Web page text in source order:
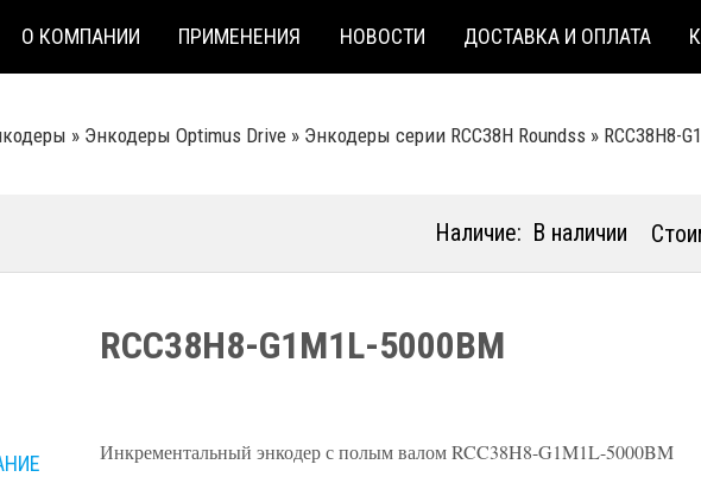
О КОМПАНИИ ПРИМЕНЕНИЯ НОВОСТИ ДОСТАВКА И ОПЛАТА
» Энкодеры Optimus Drive » Энкодеры серии RCC38Н Roundss » RCC38H8-
Наличие: В наличии
RCC38H8-G1M1L-5000BM
Инкрементальный энкодер с полым валом RCC38H8-G1M1L-5000BM